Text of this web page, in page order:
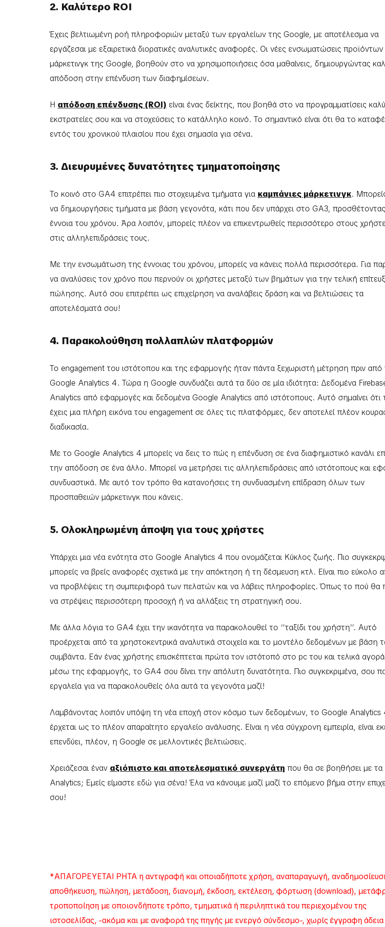
2. Καλύτερο ROI
Έχεις βελτιωμένη ροή πληροφοριών μεταξύ των εργαλείων της Google, με αποτέλεσμα να
εργάζεσαι με εξαιρετικά διορατικές αναλυτικές αναφορές. Οι νέες ενσωματώσεις προϊόντων
μάρκετινγκ της Google, βοηθούν στο να χρησιμοποιήσεις όσα μαθαίνεις, δημιουργώντας
απόδοση στην επένδυση των διαφημίσεων.
Η απόδοση επένδυσης (ROI) είναι ένας δείκτης, που βοηθά στο να προγραμματίσεις
εκστρατείες σου και να στοχεύσεις το κατάλληλο κοινό. Το σημαντικό είναι ότι θα το
εντός του χρονικού πλαισίου που έχει σημασία για σένα.
3. Διευρυμένες δυνατότητες τμηματοποίησης
Το κοινό στο GA4 επιτρέπει πιο στοχευμένα τμήματα για καμπάνιες μάρκετινγκ.
να δημιουργήσεις τμήματα με βάση γεγονότα, κάτι που δεν υπάρχει στο GA3,
έννοια του χρόνου. Άρα λοιπόν, μπορείς πλέον να επικεντρωθείς περισσότερο στους
στις αλληλεπιδράσεις τους.
Με την ενσωμάτωση της έννοιας του χρόνου, μπορείς να κάνεις πολλά περισσότερα. Για
να αναλύσεις τον χρόνο που περνούν οι χρήστες μεταξύ των βημάτων για την τελική
πώλησης. Αυτό σου επιτρέπει ως επιχείρηση να αναλάβεις δράση και να βελτιώσεις τα
αποτελέσματά σου!
4. Παρακολούθηση πολλαπλών πλατφορμών
Το engagement του ιστότοπου και της εφαρμογής ήταν πάντα ξεχωριστή μέτρηση πριν από
Google Analytics 4. Τώρα η Google συνδυάζει αυτά τα δύο σε μία ιδιότητα: Δεδομένα
Analytics από εφαρμογές και δεδομένα Google Analytics από ιστότοπους. Αυτό σημαίνει ότι
έχεις μια πλήρη εικόνα του engagement σε όλες τις πλατφόρμες, δεν αποτελεί πλέον
διαδικασία.
Με το Google Analytics 4 μπορείς να δεις το πώς η επένδυση σε ένα διαφημιστικό κανάλι
την απόδοση σε ένα άλλο. Μπορεί να μετρήσει τις αλληλεπιδράσεις από ιστότοπους και
συνδυαστικά. Με αυτό τον τρόπο θα κατανοήσεις τη συνδυασμένη επίδραση όλων των
προσπαθειών μάρκετινγκ που κάνεις.
5. Ολοκληρωμένη άποψη για τους χρήστες
Υπάρχει μια νέα ενότητα στο Google Analytics 4 που ονομάζεται Κύκλος ζωής. Πιο
μπορείς να βρείς αναφορές σχετικά με την απόκτηση ή τη δέσμευση κτλ. Είναι πιο εύκολο
να προβλέψεις τη συμπεριφορά των πελατών και να λάβεις πληροφορίες. Όπως το πού θα
να στρέψεις περισσότερη προσοχή ή να αλλάξεις τη στρατηγική σου.
Με άλλα λόγια το GA4 έχει την ικανότητα να παρακολουθεί το ‘’ταξίδι του χρήστη’’. Αυτό
προέρχεται από τα χρηστοκεντρικά αναλυτικά στοιχεία και το μοντέλο δεδομένων με βάση
συμβάντα. Εάν ένας χρήστης επισκέπτεται πρώτα τον ιστότοπό στο pc του και τελικά
μέσω της εφαρμογής, το GA4 σου δίνει την απόλυτη δυνατότητα. Πιο συγκεκριμένα, σου
εργαλεία για να παρακολουθείς όλα αυτά τα γεγονότα μαζί!
Λαμβάνοντας λοιπόν υπόψη τη νέα εποχή στον κόσμο των δεδομένων, το Google Analytics
έρχεται ως το πλέον απαραίτητο εργαλείο ανάλυσης. Είναι η νέα σύγχρονη εμπειρία, είναι
επενδύει, πλέον, η Google σε μελλοντικές βελτιώσεις.
Χρειάζεσαι έναν αξιόπιστο και αποτελεσματικό συνεργάτη που θα σε βοηθήσει με τα
Analytics; Εμείς είμαστε εδώ για σένα! Έλα να κάνουμε μαζί μαζί το επόμενο βήμα στην
σου!
*ΑΠΑΓΟΡΕΥΕΤΑΙ ΡΗΤΑ η αντιγραφή και οποιαδήποτε χρήση, αναπαραγωγή,
αποθήκευση, πώληση, μετάδοση, διανομή, έκδοση, εκτέλεση, φόρτωση (download),
τροποποίηση με οποιονδήποτε τρόπο, τμηματικά ή περιληπτικά του περιεχομένου της
ιστοσελίδας, -ακόμα και με αναφορά της πηγής με ενεργό σύνδεσμο-, χωρίς έγγραφη